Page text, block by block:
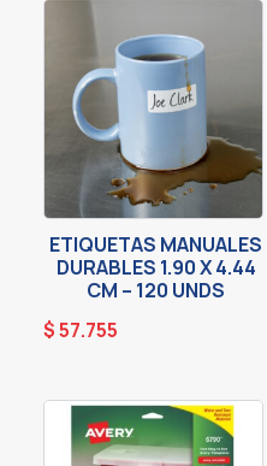
ETIQUETAS MANUALES
DURABLES 1.90 X 4.44
CM – 120 UNDS
$57.755